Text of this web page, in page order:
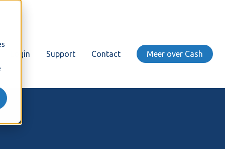
Login Support Contact Meer over Cash